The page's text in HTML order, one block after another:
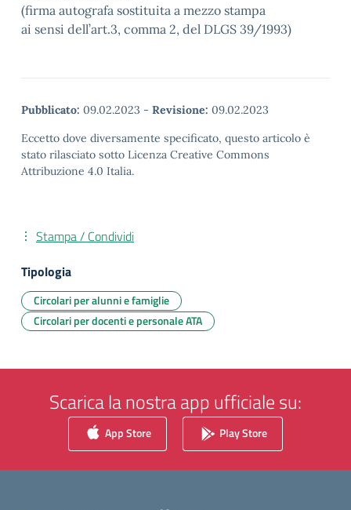
(firma autografa sostituita a mezzo stampa
ai sensi dell’art.3, comma 2, del DLGS 39/1993)
Pubblicato: 09.02.2023 - Revisione: 09.02.2023
Eccetto dove diversamente specificato, questo articolo è
stato rilasciato sotto Licenza Creative Commons
Attribuzione 4.0 Italia.
Stampa / Condividi
Tipologia
Circolari per alunni e famiglie
Circolari per docenti e personale ATA
Scarica la nostra app ufficiale su:
App Store Play Store